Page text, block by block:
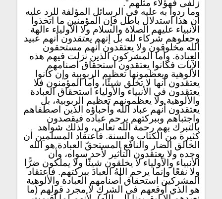
زلفى فهؤلاء مثلهم".
وما ردوا به عليه في الرسائل المؤلفة للرد عليه
أن هذا استدلال باطل فإن المؤمنين ما اتخذوا
الأنبياء عليهم الصلاة والسلام ولا الأولياء ءالهة
وجعلوهم شركاء لله بل إنهم يعتقدون أنهم عبيد
الله مخلوقون ولا يعتقدون أنهم مستحقون
العبادة. وأما المشركون الذين نزلت فيهم هذه
الآيات فكانوا يعتقدون استحقاق أصنامهم
الألوهية ويعظمونها تعظيم الربوبية وإن كانوا
يعتقدون أنها لا تخلق شيئًا، وأما المؤمنون فلا
يعتقدون في الأنبياء والأولياء استحقاق العبادة
والألوهية ولا يعظمونهم تعظيم الربوبية، بل
يعتقدون أنهم عباد الله وأحباؤه الذين اصطفاهم
واجتباهم وببركتهم يرحم عباده فيقصدون
بالتبرك بهم رحمة الله تعالى، ولذلك شواهد
كثيرة من الكتاب والسنة. فاعتقاد المسلمين أن
الخالق الضار والنافع المستحقّ العبادة هو الله
وحده ولا يعتقدون التأثير لأحد سواه، وأن
الأنبياء والأولياء لا يخلقون شيئًَا ولا يملكون ضرًّا
ولا نفعًا وإنما يرحم اللهُ العبادَ ببركتهم. فاعتقاد
المشركين استحقاق أصنامهم العبادة والألوهية
هو الذي أوقعهم في الشركِ لا مجرد قولهم (ما